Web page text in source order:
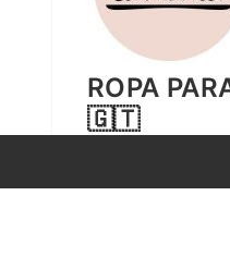
ROPA
🇬🇹